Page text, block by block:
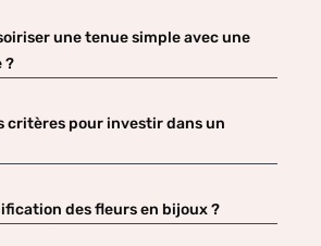
une tenue simple avec une
?
critères pour investir dans un
des fleurs en bijoux ?